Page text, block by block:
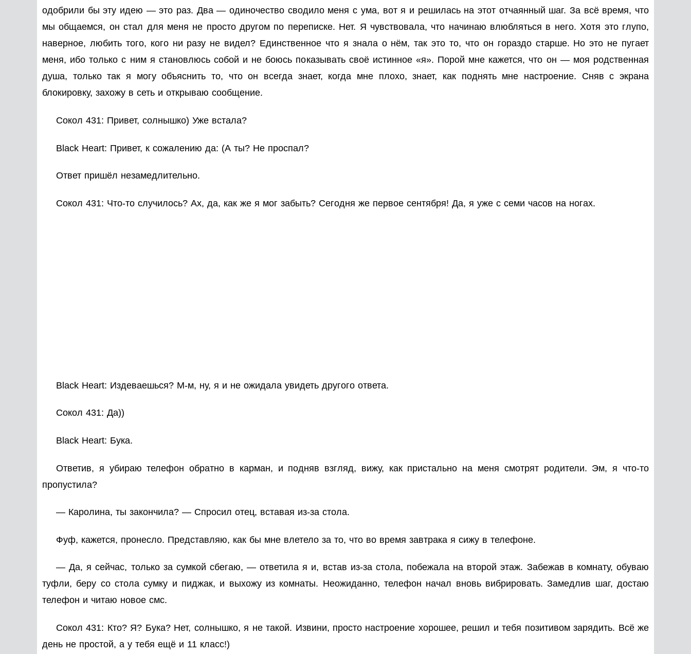
одобрили бы эту идею — это раз. Два — одиночество сводило меня с ума, вот я и решилась на этот отчаянный шаг. За всё время, что
мы общаемся, он стал для меня не просто другом по переписке. Нет. Я чувствовала, что начинаю влюбляться в него. Хотя это глупо,
наверное, любить того, кого ни разу не видел? Единственное что я знала о нём, так это то, что он гораздо старше. Но это не пугает
меня, ибо только с ним я становлюсь собой и не боюсь показывать своё истинное «я». Порой мне кажется, что он — моя родственная
душа, только так я могу объяснить то, что он всегда знает, когда мне плохо, знает, как поднять мне настроение. Сняв с экрана
блокировку, захожу в сеть и открываю сообщение.
Сокол 431: Привет, солнышко) Уже встала?
Black Heart: Привет, к сожалению да: (А ты? Не проспал?
Ответ пришёл незамедлительно.
Сокол 431: Что-то случилось? Ах, да, как же я мог забыть? Сегодня же первое сентября! Да, я уже с семи часов на ногах.
Black Heart: Издеваешься? М-м, ну, я и не ожидала увидеть другого ответа.
Сокол 431: Да))
Black Heart: Бука.
Ответив, я убираю телефон обратно в карман, и подняв взгляд, вижу, как пристально на меня смотрят родители. Эм, я что-то
пропустила?
— Каролина, ты закончила? — Спросил отец, вставая из-за стола.
Фуф, кажется, пронесло. Представляю, как бы мне влетело за то, что во время завтрака я сижу в телефоне.
— Да, я сейчас, только за сумкой сбегаю, — ответила я и, встав из-за стола, побежала на второй этаж. Забежав в комнату, обуваю
туфли, беру со стола сумку и пиджак, и выхожу из комнаты. Неожиданно, телефон начал вновь вибрировать. Замедлив шаг, достаю
телефон и читаю новое смс.
Сокол 431: Кто? Я? Бука? Нет, солнышко, я не такой. Извини, просто настроение хорошее, решил и тебя позитивом зарядить. Всё же
день не простой, а у тебя ещё и 11 класс!)